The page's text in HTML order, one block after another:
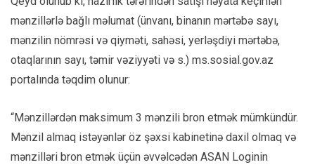
mənzillərlə bağlı məlumat (ünvanı, binanın mərtəbə sayı,
mənzilin nömrəsi və qiyməti, sahəsi, yerləşdiyi mərtəbə,
otaqlarının sayı, təmir vəziyyəti və s.) ms.sosial.gov.az
portalında təqdim olunur:
“Mənzillərdən maksimum 3 mənzili bron etmək mümkündür.
Mənzil almaq istəyənlər öz şəxsi kabinetinə daxil olmaq və
mənzilləri bron etmək üçün əvvəlcədən ASAN Loginin